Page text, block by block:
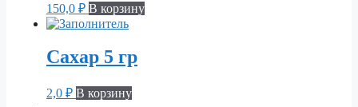
150,0 ₽ В корзину
Сахар 5 гр
2,0 ₽ В корзину